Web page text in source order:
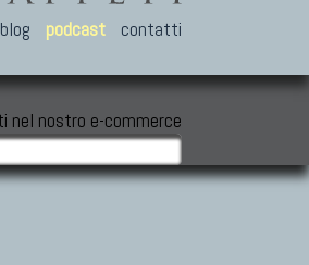
blog podcast contatti